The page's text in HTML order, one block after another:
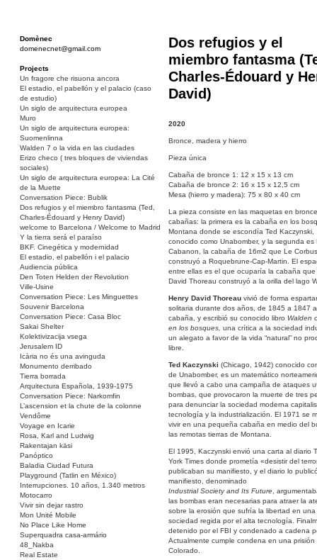
Domènec
domenecnet@gmail.com
Projects
Un fragore che risuona ancora
El estadio, el pabellón y el palacio (caso
de estudio)
Un siglo de arquitectura europea
Muro
Un siglo de arquitectura europea:
Suomenlinna
Walden 7 o la vida en las ciudades
Erizo checo ( tres bloques de viviendas
sociales)
Un siglo de arquitectura europea: La Cité
de la Muette
Conversation Piece: Bublik
Dos refugios y el miembro fantasma (Ted,
Charles-Édouard y Henry David)
welcome to Barcelona / Welcome to Madrid
Y la tierra será el paraíso
BKF. Cinegética y modernidad
El estadio, el pabellón i el palacio
Audiencia pública
Den Toten Helden der Revolution
Ville-Usine
Conversation Piece: Les Minguettes
Souvenir Barcelona
Conversation Piece: Casa Bloc
Sakai Shelter
Kolektivizacija vsega
Jerusalem ID
Icària no és una avinguda
Monumento derribado
Tierra borrada
Arquitectura Española, 1939-1975
Conversation Piece: Narkomfin
L’ascension et la chute de la colonne
Vendôme
Voyage en Icarie
Rosa, Karl and Ludwig
Rakentajan käsi
Panóptico
Baladia Ciudad Futura
Playground (Tatlin en México)
Interrupciones. 10 años, 1.340 metros
Motocarro
Vivir sin dejar rastro
Mon Unité Mobile
No Place Like Home
Superquadra casa-armário
48_Nakba
Real Estate
Dos refugios y el
miembro fantasma
Charles-Édouard y
David)
2020
Bronce, madera y hierro
Pieza única
Cabaña de bronce 1: 12 x 15 x 13 cm
Cabaña de bronce 2: 16 x 15 x 12,5 cm
Mesa (hierro y madera): 75 x 80 x 40 cm
La pieza consiste en las maquetas en
cabañas: la primera es la cabaña en los
Montana donde se escondía Ted Kaczynski,
conocido como Unabomber, y la segunda es
Cabanon, la cabaña de 16m2 que Le
construyó a Roquebrune-Cap-Martin. El
entre ellas es el que ocuparía la cabaña que
David Thoreau construyó a la orilla del lago
Henry David Thoreau vivió de forma
solitaria durante dos años, de 1845 a 1847
cabaña, y escribió su conocido libro Walden
en los bosques, una crítica a la sociedad
un alegato a favor de la vida “natural” no
libre.
Ted Kaczynski (Chicago, 1942) conocido
de Unabomber, es un matemático
que llevó a cabo una campaña de ataques
bombas, que provocaron la muerte de tres
para denunciar la sociedad moderna
tecnología y la industrialización. El 1971 se
vivir en una pequeña cabaña en medio del
las remotas tierras de Montana.
El 1995, Kaczynski envió una carta al diario
York Times donde prometía «desistir del
publicaban su manifiesto, y el diario lo
manifiesto, denominado
Industrial Society and Its Future ,
las bombas eran necesarias para atraer la
sobre la erosión que sufría la libertad en una
sociedad regida por el alta tecnología.
detenido por el FBI y condenado a cadena
Actualmente cumple condena en una prisión
Colorado.